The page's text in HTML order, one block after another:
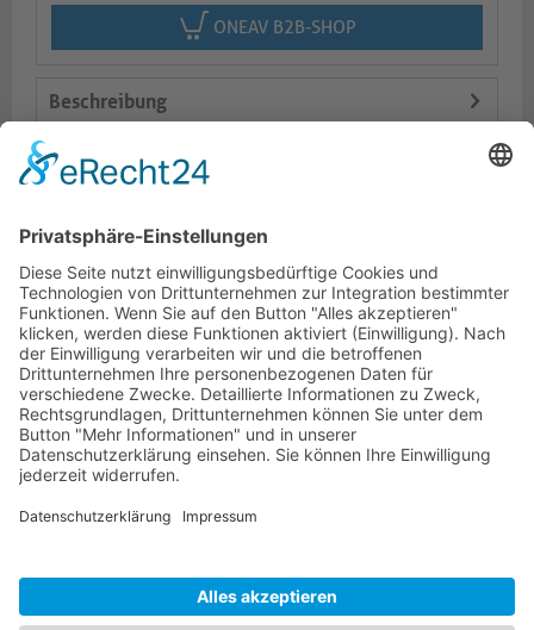
ONEAV B2B-SHOP
Beschreibung
Logistik
Dokumente
HOTLINE
PURELINK.DE
MARKEN